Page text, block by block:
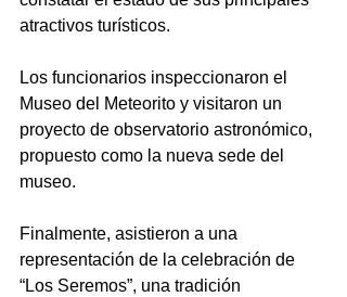
atractivos turísticos.
Los funcionarios inspeccionaron el
Museo del Meteorito y visitaron un
proyecto de observatorio astronómico,
propuesto como la nueva sede del
museo.
Finalmente, asistieron a una
representación de la celebración de
“Los Seremos”, una tradición